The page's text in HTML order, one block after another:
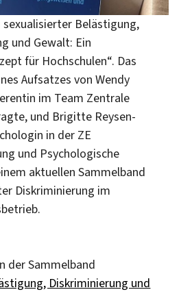
sexualisierter Belästigung,
und Gewalt: Ein
für Hochschulen“. Das
Aufsatzes von Wendy
im Team Zentrale
und Brigitte Reysen-
in der ZE
und Psychologische
aktuellen Sammelband
Diskriminierung im
der Sammelband
Diskriminierung und